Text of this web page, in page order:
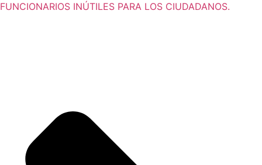
FUNCIONARIOS INÚTILES PARA LOS CIUDADANOS.